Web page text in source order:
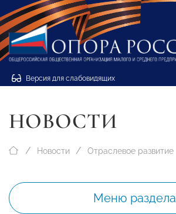
Версия для слабовидящих
НОВОСТИ
Новости Отраслевое развитие
Меню раздела